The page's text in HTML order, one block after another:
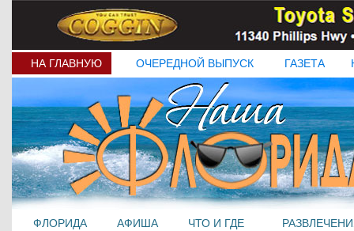
НА ГЛАВНУЮ ОЧЕРЕДНОЙ ВЫПУСК ГАЗЕТА
ФЛОРИДА АФИША ЧТО И ГДЕ